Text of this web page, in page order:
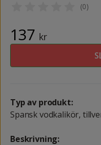
(0)
137 kr
Typ av produkt:
Spansk vodkalikör,
Beskrivning: